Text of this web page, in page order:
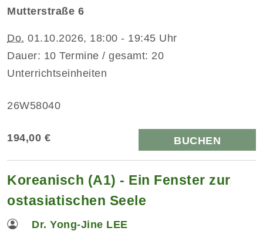
Mutterstraße 6
Do. 01.10.2026, 18:00 - 19:45 Uhr
Dauer: 10 Termine / gesamt: 20
Unterrichtseinheiten
26W58040
194,00 € BUCHEN
Koreanisch (A1) - Ein Fenster zur
ostasiatischen Seele
Dr. Yong-Jine LEE